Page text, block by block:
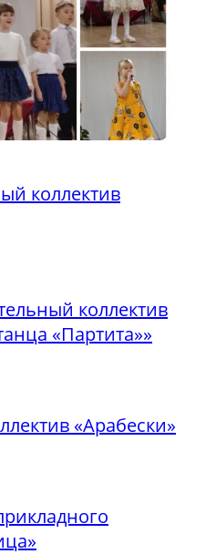
коллектив
коллектив
«Партита»»
«Арабески»